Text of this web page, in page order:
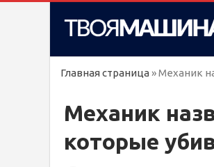
Главная страница »Механик
Механик
которые